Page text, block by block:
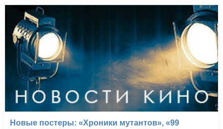
Новые постеры: «Хроники мутантов», «99